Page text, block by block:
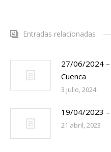
Entradas relacionadas
27/06/2024 –
Cuenca
3 julio, 2024
19/04/2023 –
21 abril, 2023